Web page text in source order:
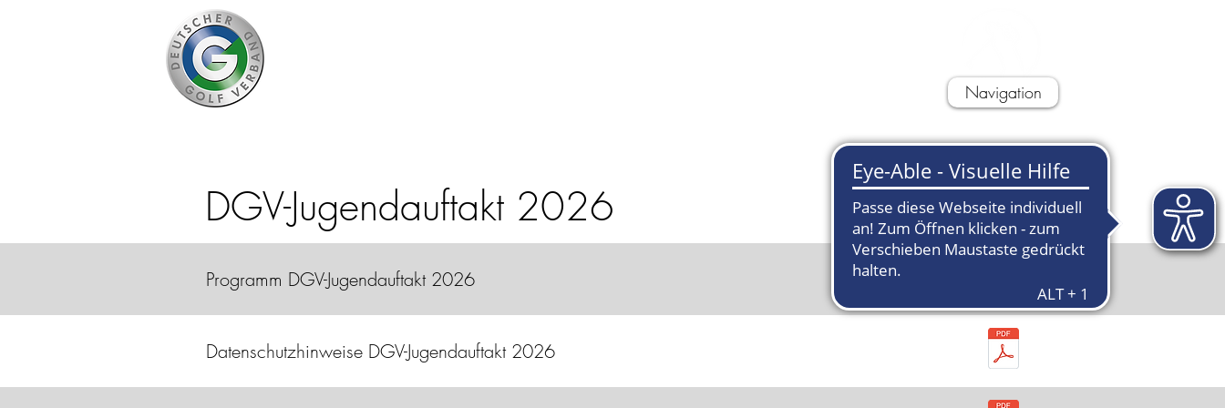
Navigation
DGV-Jugendauftakt 2026
Programm DGV-Jugendauftakt 2026
Datenschutzhinweise DGV-Jugendauftakt 2026